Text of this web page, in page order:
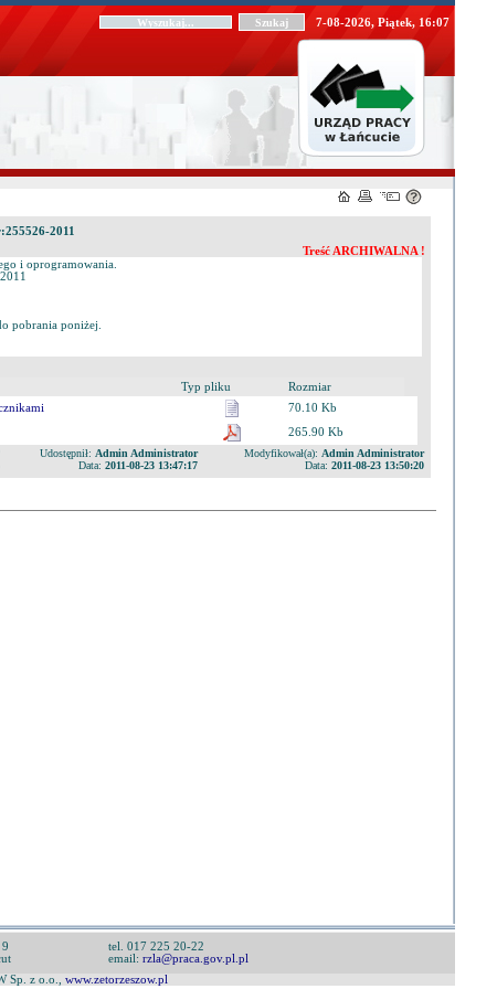
7-08-2026, Piątek, 16:07
2011
Treść ARCHIWALNA !
i oprogramowania.
pobrania poniżej.
Typ pliku
Rozmiar
70.10 Kb
265.90 Kb
Udostępnił: Admin Administrator
Data: 2011-08-23 13:47:17
Modyfikował(a): Admin Administrator
Data: 2011-08-23 13:50:20
9
tel. 017 225 20-22
email: rzla@praca.gov.pl.pl
Sp. z o.o., www.zetorzeszow.pl